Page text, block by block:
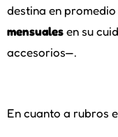
destina en
mensualesen su
accesorios—.
En cuanto a rubros